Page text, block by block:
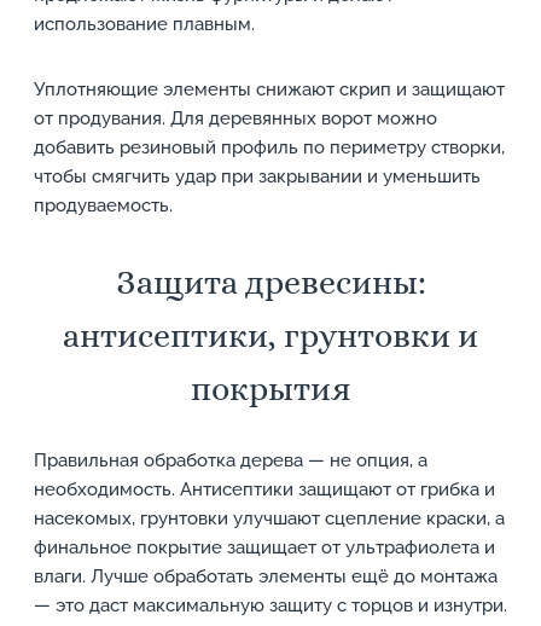
использование плавным.
Уплотняющие элементы снижают скрип и защищают
от продувания. Для деревянных ворот можно
добавить резиновый профиль по периметру створки,
чтобы смягчить удар при закрывании и уменьшить
продуваемость.
Защита древесины:
антисептики, грунтовки и
покрытия
Правильная обработка дерева — не опция, а
необходимость. Антисептики защищают от грибка и
насекомых, грунтовки улучшают сцепление краски, а
финальное покрытие защищает от ультрафиолета и
влаги. Лучше обработать элементы ещё до монтажа
— это даст максимальную защиту с торцов и изнутри.